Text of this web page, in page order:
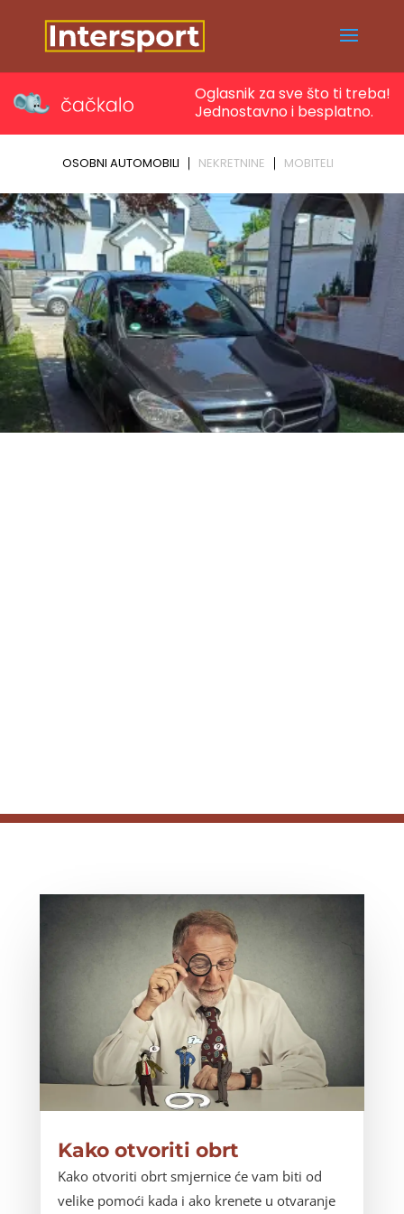
Kako otvoriti obrt
Kako otvoriti obrt smjernice će vam biti od
velike pomoći kada i ako krenete u otvaranje